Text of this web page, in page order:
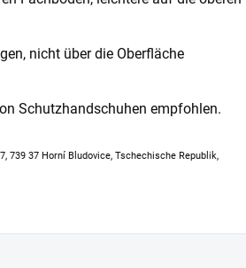
nicht über die Oberfläche
Schutzhandschuhen empfohlen.
739 37 Horní Bludovice, Tschechische Republik,